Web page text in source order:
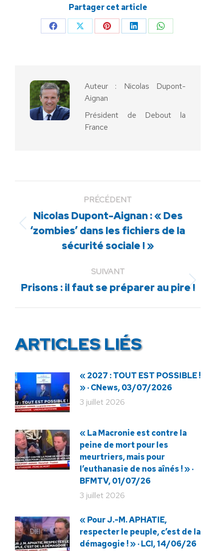
Partager cet article
PartagerPartagerPartagerPartagerPartager
Auteur : Nicolas Dupont-
Aignan
Président de Debout la
France
PRÉCÉDENT
Article
précédent
:
Nicolas Dupont-Aignan : « Des
‘zombies’ dans les fichiers de la
sécurité sociale ! »
SUIVANT
Article
suivant
:
Prisons : il faut se préparer au pire !
ARTICLES LIÉS
« 2027 : TOUT EST POSSIBLE !
» · CNews, 03/07/2026
3 juillet 2026
« La Macronie est contre la
peine de mort pour les
meurtriers, mais pour
l’euthanasie de nos aînés ! » ·
BFMTV, 01/07/26
3 juillet 2026
« Pour J.-M. APHATIE,
respecter le peuple, c’est de la
démagogie ! » · LCI, 14/06/26